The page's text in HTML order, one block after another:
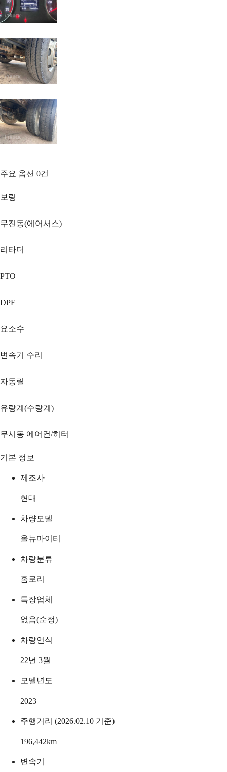
주요 옵션 0건
보링
무진동(에어서스)
리타더
PTO
DPF
요소수
변속기 수리
자동릴
유량계(수량계)
무시동 에어컨/히터
기본 정보
제조사
현대
차량모델
올뉴마이티
차량분류
홈로리
특장업체
없음(순정)
차량연식
22년 3월
모델년도
2023
주행거리 (2026.02.10 기준)
196,442km
변속기